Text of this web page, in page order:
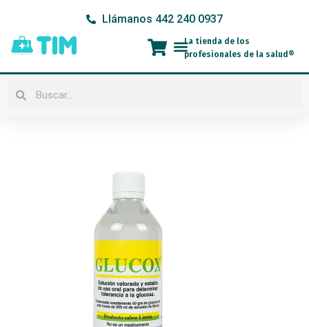
contenido
Llámanos 442 240 0937
Menú
La tienda de los
profesionales de la salud®
Buscar